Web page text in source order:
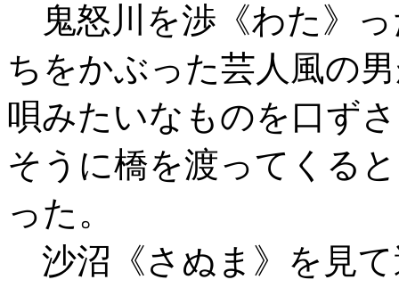
鬼怒川を渉《わた》
ちをかぶった芸人風の
唄みたいなものを口ず
そうに橋を渡ってくる
った。
沙沼《さぬま》を見